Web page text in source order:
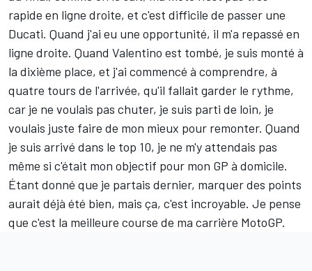
rapide en ligne droite, et c'est difficile de passer une
Ducati. Quand j'ai eu une opportunité, il m'a repassé en
ligne droite. Quand Valentino est tombé, je suis monté à
la dixième place, et j'ai commencé à comprendre, à
quatre tours de l'arrivée, qu'il fallait garder le rythme,
car je ne voulais pas chuter, je suis parti de loin, je
voulais juste faire de mon mieux pour remonter. Quand
je suis arrivé dans le top 10, je ne m'y attendais pas
même si c'était mon objectif pour mon GP à domicile.
Étant donné que je partais dernier, marquer des points
aurait déjà été bien, mais ça, c'est incroyable. Je pense
que c'est la meilleure course de ma carrière MotoGP.